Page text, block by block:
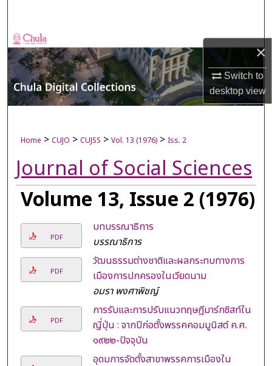
×
Switch to
desktopview
Browse Collections
My Account
About
Digital Commons Network™
Home > CUJO > CUJSS > Vol. 13 (1976) > Iss. 2
Journal of Social Sciences
Volume 13, Issue 2 (1976)
PDF
บทบรรณาธิการ
บรรณาธิการ
PDF
วัฒนธรรมต่างชาติและผลกระทบทางการ
เมืองการปกครองในเวียดนาม
อมรา พงศาพิชญ์
PDF
การรับและการปรับแนวทฤษฎีมาร์กซิสท์ใน
ญี่ปุ่น : จากปีก่อตั้งพรรคคอมมูนิสต์ ค.ศ.
๑๙๒๒-ปัจจุบัน
อุดมการจัดตั้งสาขาพรรคการเมืองใน